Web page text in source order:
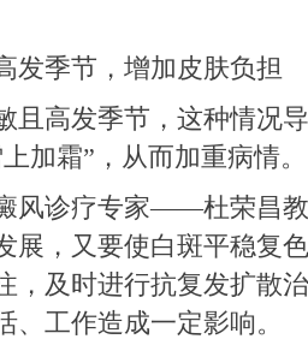
季节，增加皮肤负担
高发季节，这种情况导
加霜”，从而加重病情。
诊疗专家——杜荣昌教
展，又要使白斑平稳复
，及时进行抗复发扩散
、工作造成一定影响。